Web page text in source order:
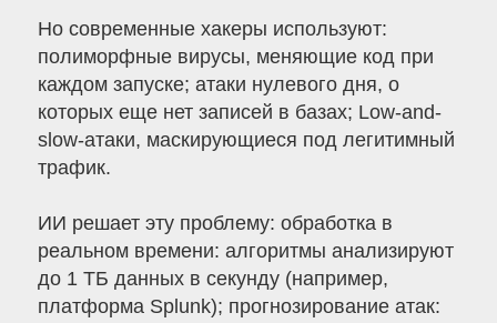
Но современные хакеры используют:
полиморфные вирусы, меняющие код при
каждом запуске; атаки нулевого дня, о
которых еще нет записей в базах; Low-and-
slow-атаки, маскирующиеся под легитимный
трафик.
ИИ решает эту проблему: обработка в
реальном времени: алгоритмы анализируют
до 1 ТБ данных в секунду (например,
платформа Splunk); прогнозирование атак: